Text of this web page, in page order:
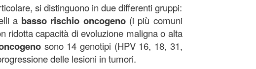
si distinguono in due differenti gruppi:
a basso rischio oncogeno (i più comuni
ridotta capacità di evoluzione maligna o alta
sono 14 genotipi (HPV 16, 18, 31,
delle lesioni in tumori.